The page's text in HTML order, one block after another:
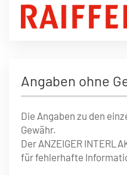
Angaben ohne
Die Angaben zu den
Gewähr.
Der ANZEIGER
für fehlerhafte